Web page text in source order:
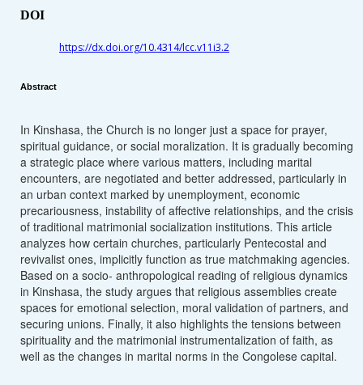
DOI
https://dx.doi.org/10.4314/lcc.v11i3.2
Abstract
In Kinshasa, the Church is no longer just a space for prayer,
spiritual guidance, or social moralization. It is gradually becoming
a strategic place where various matters, including marital
encounters, are negotiated and better addressed, particularly in
an urban context marked by unemployment, economic
precariousness, instability of affective relationships, and the crisis
of traditional matrimonial socialization institutions. This article
analyzes how certain churches, particularly Pentecostal and
revivalist ones, implicitly function as true matchmaking agencies.
Based on a socio- anthropological reading of religious dynamics
in Kinshasa, the study argues that religious assemblies create
spaces for emotional selection, moral validation of partners, and
securing unions. Finally, it also highlights the tensions between
spirituality and the matrimonial instrumentalization of faith, as
well as the changes in marital norms in the Congolese capital.